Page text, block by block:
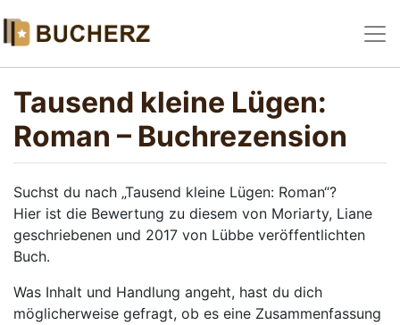
Tausend kleine Lügen:
Roman – Buchrezension
Suchst du nach „Tausend kleine Lügen: Roman“?
Hier ist die Bewertung zu diesem von Moriarty, Liane
geschriebenen und 2017 von Lübbe veröffentlichten
Buch.
Was Inhalt und Handlung angeht, hast du dich
möglicherweise gefragt, ob es eine Zusammenfassung